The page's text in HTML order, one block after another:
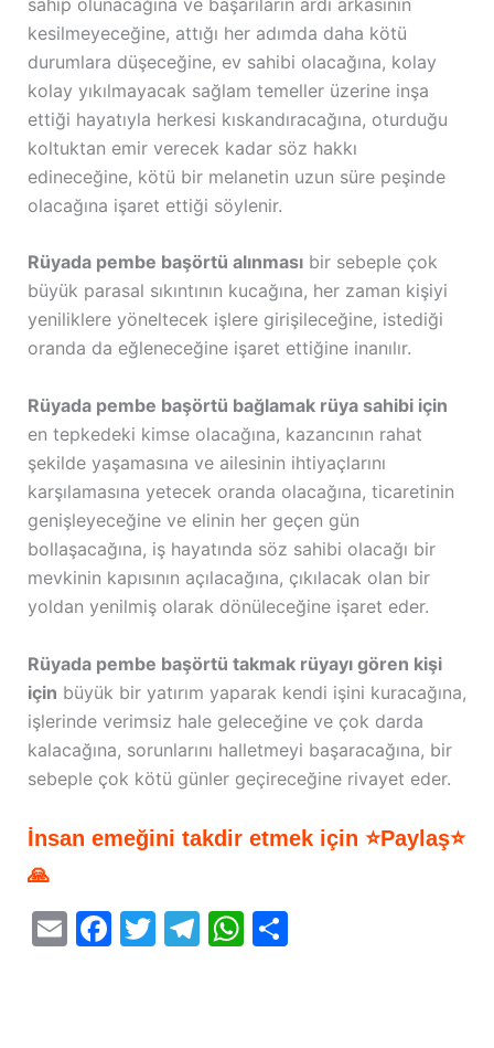
kesilmeyeceğine, attığı her adımda daha kötü
durumlara düşeceğine, ev sahibi olacağına, kolay
kolay yıkılmayacak sağlam temeller üzerine inşa
ettiği hayatıyla herkesi kıskandıracağına, oturduğu
koltuktan emir verecek kadar söz hakkı
edineceğine, kötü bir melanetin uzun süre peşinde
olacağına işaret ettiği söylenir.
Rüyada pembe başörtü alınmasıbir sebeple çok
büyük parasal sıkıntının kucağına, her zaman kişiyi
yeniliklere yöneltecek işlere girişileceğine, istediği
oranda da eğleneceğine işaret ettiğine inanılır.
Rüyada pembe başörtü bağlamak rüya sahibi için
en tepkedeki kimse olacağına, kazancının rahat
şekilde yaşamasına ve ailesinin ihtiyaçlarını
karşılamasına yetecek oranda olacağına, ticaretinin
genişleyeceğine ve elinin her geçen gün
bollaşacağına, iş hayatında söz sahibi olacağı bir
mevkinin kapısının açılacağına, çıkılacak olan bir
yoldan yenilmiş olarak dönüleceğine işaret eder.
Rüyada pembe başörtü takmak rüyayı gören kişi
için büyük bir yatırım yaparak kendi işini kuracağına,
işlerinde verimsiz hale geleceğine ve çok darda
kalacağına, sorunlarını halletmeyi başaracağına, bir
sebeple çok kötü günler geçireceğine rivayet eder.
İnsan emeğini takdir etmek için ⭐Paylaş⭐
🙏
E F T T W S